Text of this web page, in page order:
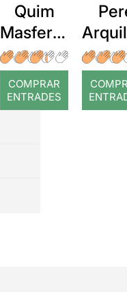
Quim
Masferre
r: Temps
COMPRAR
ENTRADES
: